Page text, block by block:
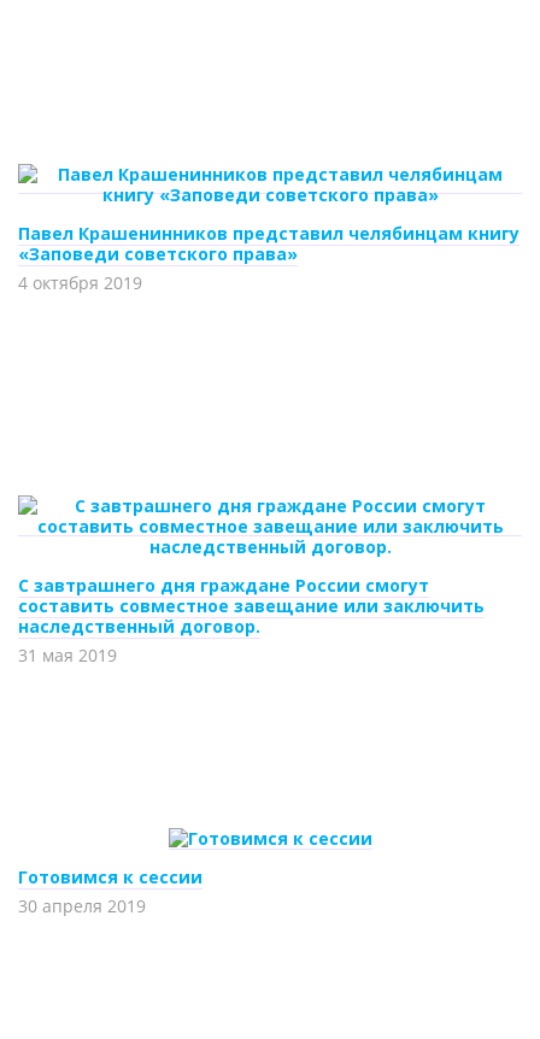
Павел Крашенинников представил челябинцам книгу
«Заповеди советского права»
4 октября 2019
С завтрашнего дня граждане России смогут
составить совместное завещание или заключить
наследственный договор.
31 мая 2019
Готовимся к сессии
30 апреля 2019